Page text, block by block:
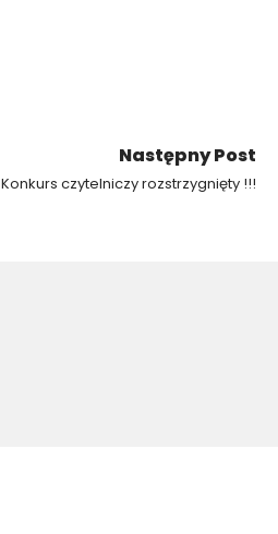
Następny Post
Konkurs czytelniczy rozstrzygnięty !!!